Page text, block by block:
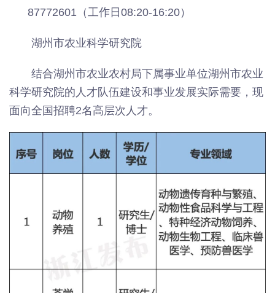
87772601（工作日08:20-16:20）
湖州市农业科学研究院
结合湖州市农业农村局下属事业单位湖州市农业
科学研究院的人才队伍建设和事业发展实际需要，现
面向全国招聘2名高层次人才。